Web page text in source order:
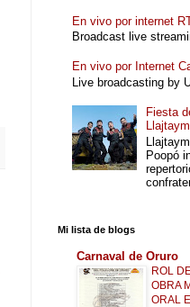
En vivo por internet
Broadcast live
En vivo por Internet
Live broadcasting by
Fiesta
Poopó
Mi lista de blogs
Carnaval de Oruro
ROL
OBRA
ORAL